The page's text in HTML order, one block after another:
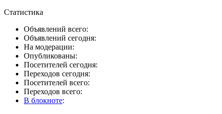
Статистика
Объявлений всего:
Объявлений сегодня:
На модерации:
Опубликованы:
Посетителей сегодня:
Переходов сегодня:
Посетителей всего:
Переходов всего:
В блокноте: